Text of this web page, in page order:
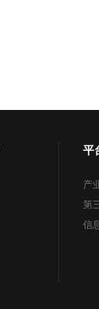
平
产
第
信